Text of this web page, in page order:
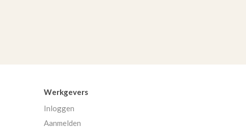
Werkgevers
Inloggen
Aanmelden